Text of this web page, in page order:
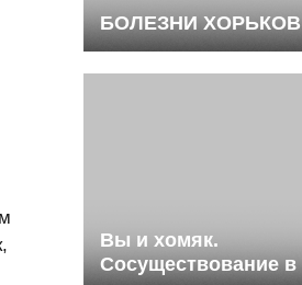
БОЛЕЗНИ ХОРЬКОВ
Вы и хомяк.
Сосуществование в